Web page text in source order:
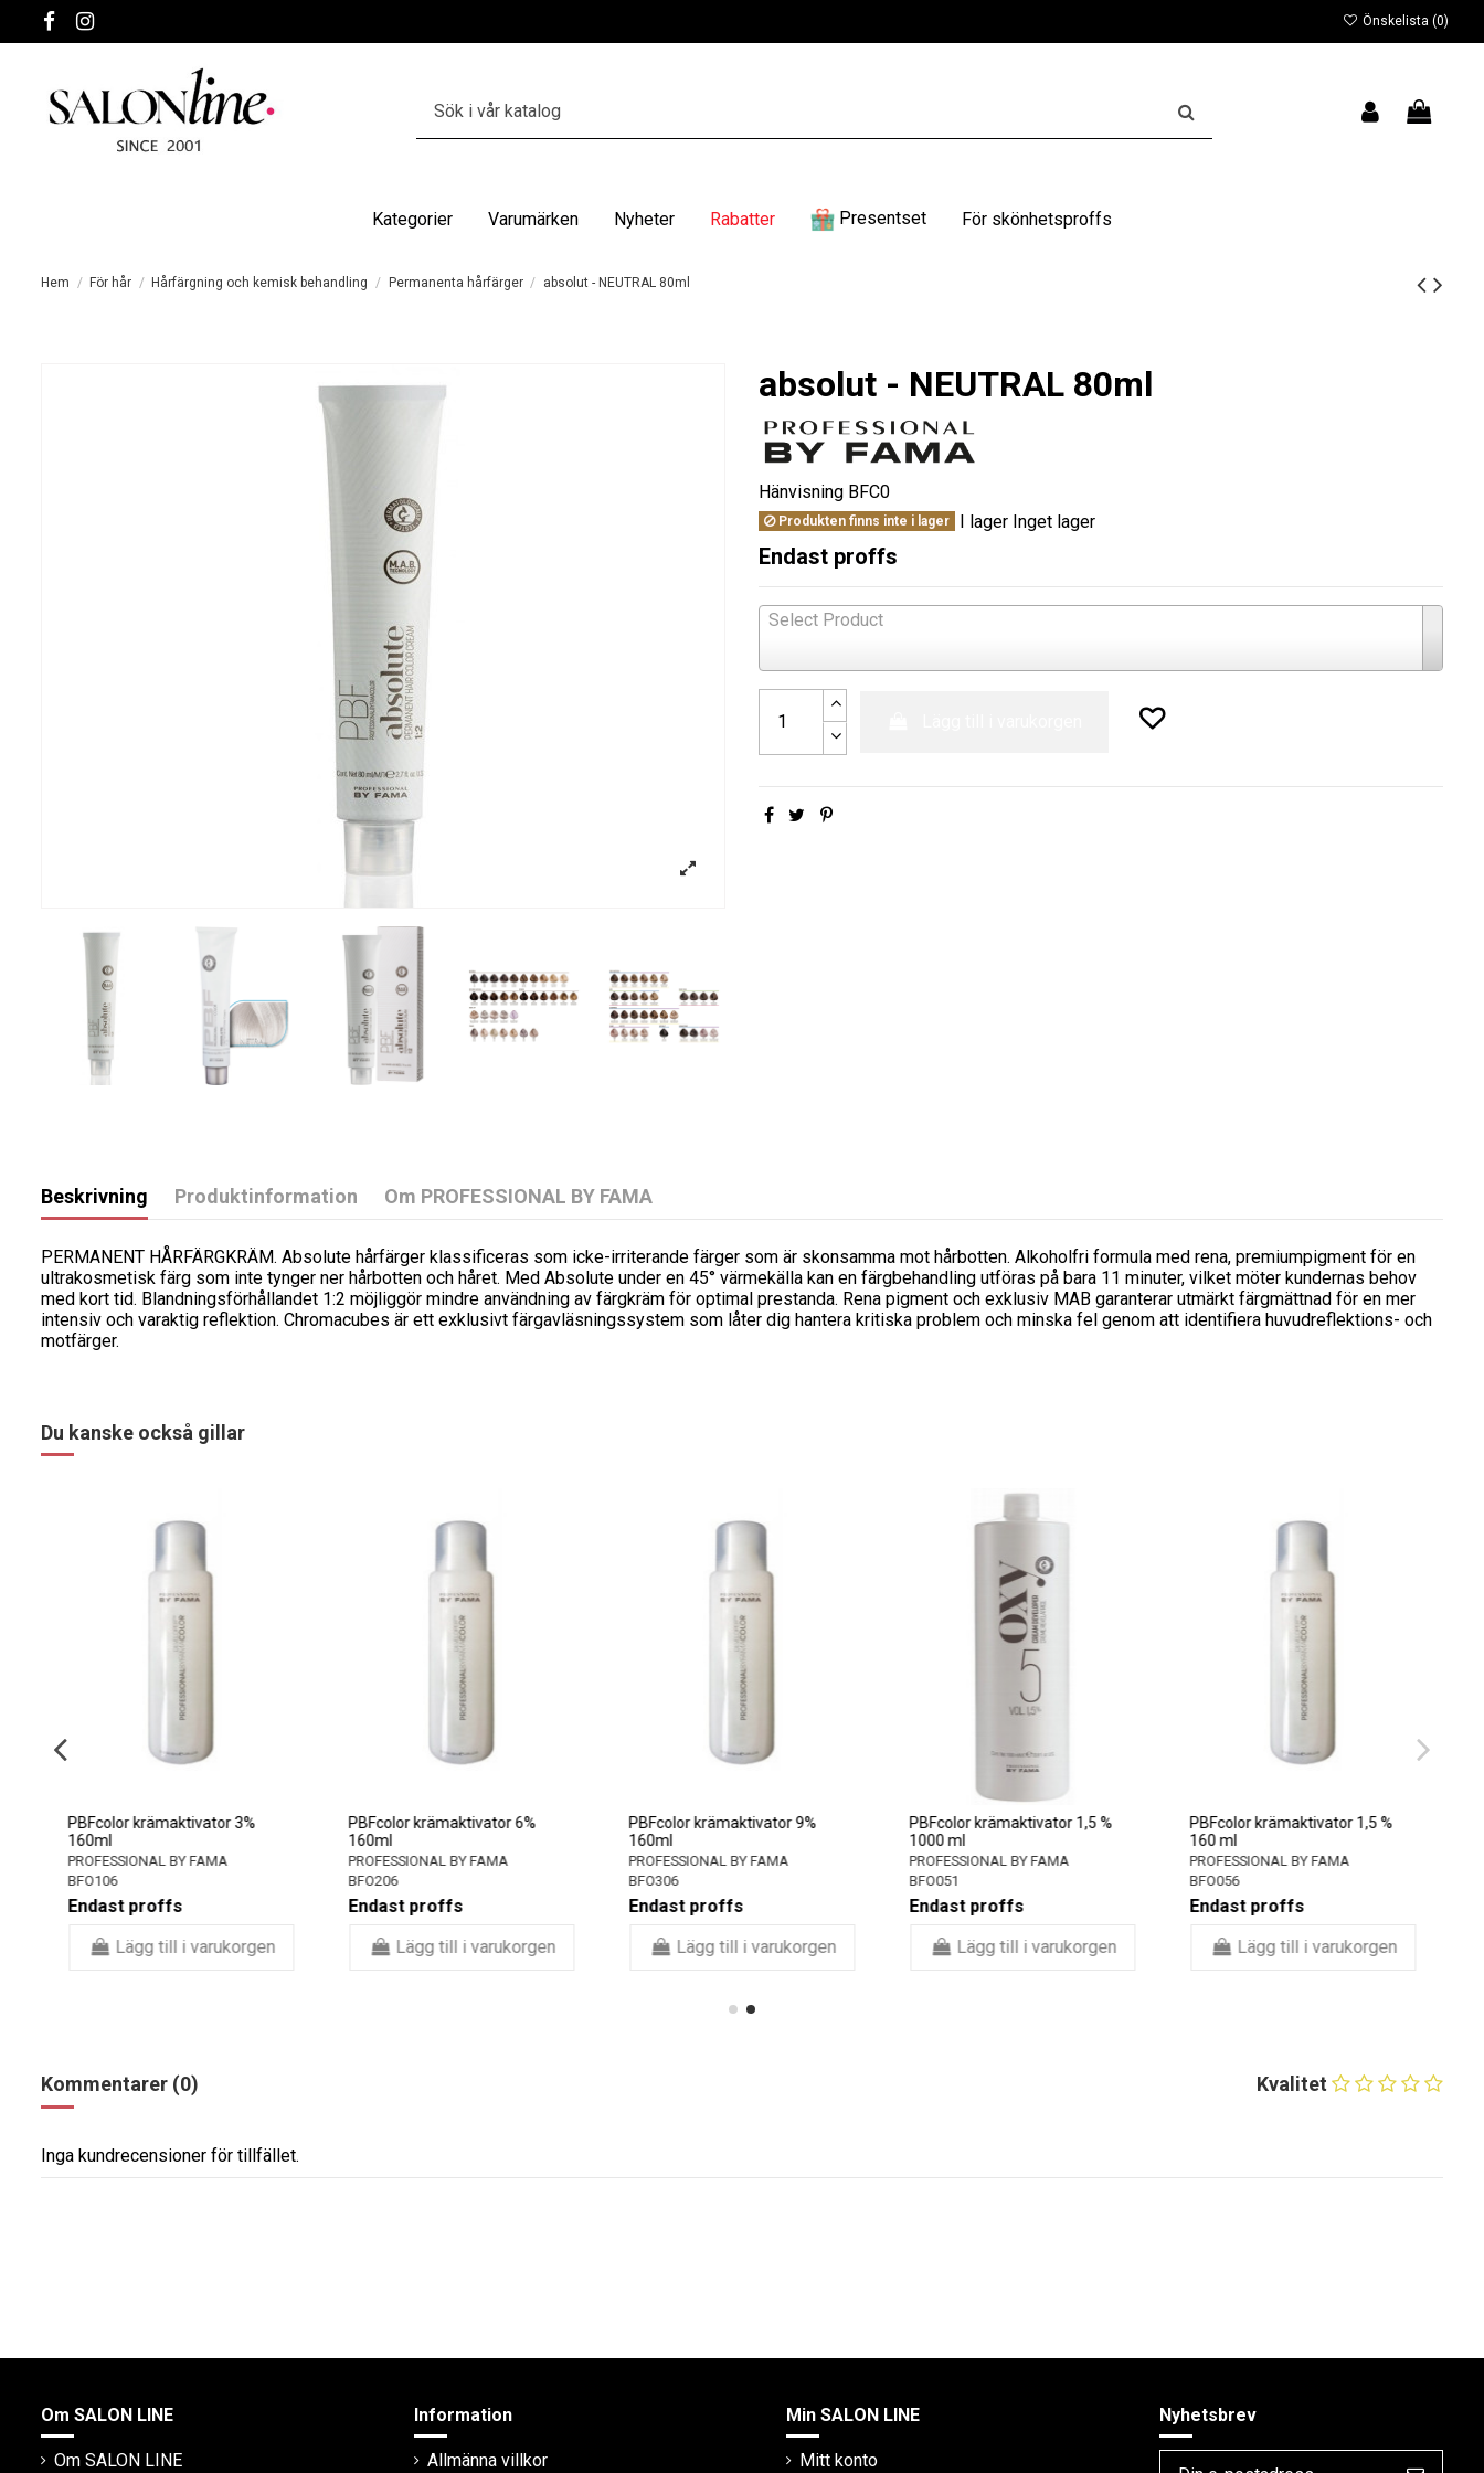
Önskelista (0)
Kategorier Varumärken Nyheter Rabatter Presentset För skönhetsproffs
Hem För hår Hårfärgning och kemisk behandling Permanenta hårfärger absolut - NEUTRAL 80ml
absolut - NEUTRAL 80ml
Hänvisning BFC0
Produkten finns inte i lager I lagerInget lager
Endast proffs
Select Product
Beskrivning Produktinformation Om PROFESSIONAL BY FAMA
PERMANENT HÅRFÄRGKRÄM. Absolute hårfärger klassificeras som icke-irriterande färger som är skonsamma mot hårbotten. Alkoholfri formula med rena, premiumpigment för en
ultrakosmetisk färg som inte tynger ner hårbotten och håret. Med Absolute under en 45° värmekälla kan en färgbehandling utföras på bara 11 minuter, vilket möter kundernas behov
med kort tid. Blandningsförhållandet 1:2 möjliggör mindre användning av färgkräm för optimal prestanda. Rena pigment och exklusiv MAB garanterar utmärkt färgmättnad för en mer
intensiv och varaktig reflektion. Chromacubes är ett exklusivt färgavläsningssystem som låter dig hantera kritiska problem och minska fel genom att identifiera huvudreflektions- och
motfärger.
Du kanske också gillar
PBFcolor krämaktivator 3%
160ml
PROFESSIONAL BY FAMA
BFO106
Endast proffs
Lägg till i varukorgen
PBFcolor krämaktivator 6%
160ml
PROFESSIONAL BY FAMA
BFO206
Endast proffs
Lägg till i varukorgen
PBFcolor krämaktivator 9%
160ml
PROFESSIONAL BY FAMA
BFO306
Endast proffs
Lägg till i varukorgen
PBFcolor krämaktivator 1,5 %
1000 ml
PROFESSIONAL BY FAMA
BFO051
Endast proffs
Lägg till i varukorgen
PBFcolor krämaktivator 1,5 %
160 ml
PROFESSIONAL BY FAMA
BFO056
Endast proffs
Lägg till i varukorgen
Kvalitet
Kommentarer (0)
Inga kundrecensioner för tillfället.
Om SALON LINE
Om SALON LINE
Information
Allmänna villkor
Min SALON LINE
Mitt konto
Nyhetsbrev